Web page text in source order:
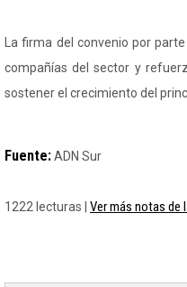
La firma del convenio por
compañías del sector y
sostener el crecimiento del
Fuente:ADN Sur
1222 lecturas | Ver más notas de